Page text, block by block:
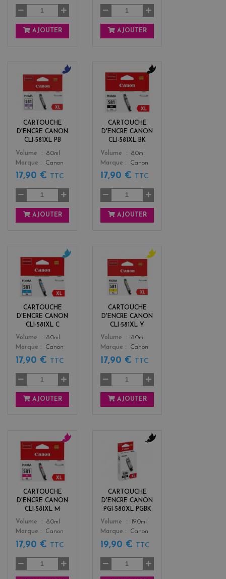
AJOUTER AJOUTER
CARTOUCHE
D'ENCRE CANON
CLI-581XL PB
Color
e
Volume
8.0ml
Marque
Canon
17,90 € TTC
AJOUTER
CARTOUCHE
D'ENCRE CANON
CLI-581XL BK
Color
l
c
k
Volume
8.0ml
Marque
Canon
17,90 € TTC
AJOUTER
CARTOUCHE
D'ENCRE CANON
CLI-581XL C
Color
y
n
Volume
8.0ml
Marque
Canon
17,90 € TTC
AJOUTER
CARTOUCHE
D'ENCRE CANON
CLI-581XL Y
Color
l
o
w
Volume
8.0ml
Marque
Canon
17,90 € TTC
AJOUTER
CARTOUCHE
D'ENCRE CANON
CLI-581XL M
Color
a
e
n
t
Volume
8.0ml
Marque
Canon
17,90 € TTC
CARTOUCHE
D'ENCRE CANON
PGI-580XL PGBK
Color
k
Volume
19.0ml
Marque
Canon
19,90 € TTC